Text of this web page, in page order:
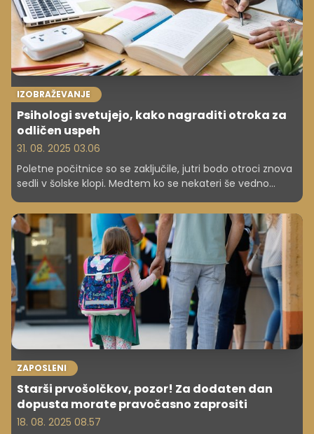
IZOBRAŽEVANJE
Psihologi svetujejo, kako nagraditi otroka za
odličen uspeh
31. 08. 2025 03.06
Poletne počitnice so se zaključile, jutri bodo otroci znova
sedli v šolske klopi. Medtem ko se nekateri še vedno
sprašujejo, kako bo letos ter tudi, ali jih bodo starši za
dosežen uspeh nagradili le ob koncu šolskega leta ali
morda kat ob vsaki dobri oceni ... Če sploh.
ZAPOSLENI
Starši prvošolčkov, pozor! Za dodaten dan
dopusta morate pravočasno zaprositi
18. 08. 2025 08.57